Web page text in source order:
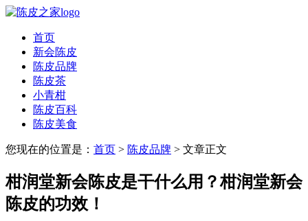
首页
新会陈皮
陈皮品牌
陈皮茶
小青柑
陈皮百科
陈皮美食
您现在的位置是： 首页 > 陈皮品牌 > 文章正文
柑润堂新会陈皮是干什么用？柑润堂新会
陈皮的功效！